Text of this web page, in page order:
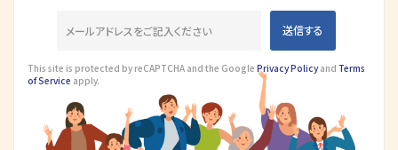
This site is protected by reCAPTCHA and the Google Privacy Policyand Terms
of Service apply.